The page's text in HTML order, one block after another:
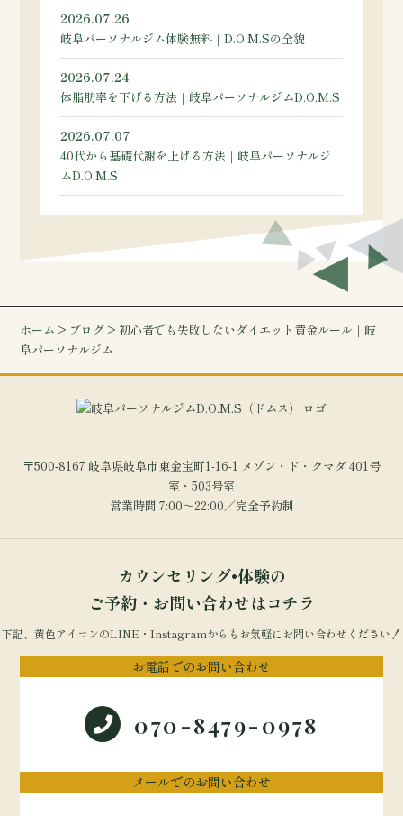
2026.07.26
岐阜パーソナルジム体験無料｜D.O.M.Sの全貌
2026.07.24
体脂肪率を下げる方法｜岐阜パーソナルジムD.O.M.S
2026.07.07
40代から基礎代謝を上げる方法｜岐阜パーソナルジ
ムD.O.M.S
ホーム > ブログ > 初心者でも失敗しないダイエット黄金ルール｜岐
阜パーソナルジム
〒500-8167 岐阜県岐阜市東金宝町1-16-1 メゾン・ド・クマダ 401号
室・503号室
営業時間 7:00～22:00／完全予約制
カウンセリング•体験の
ご予約・お問い合わせはコチラ
下記、黄色アイコンのLINE・Instagramからもお気軽にお問い合わせください！
お電話でのお問い合わせ
070-8479-0978
メールでのお問い合わせ